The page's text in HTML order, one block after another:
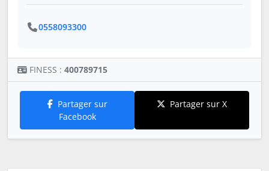
0558093300
FINESS : 400789715
Partager sur
Facebook
Partager sur X